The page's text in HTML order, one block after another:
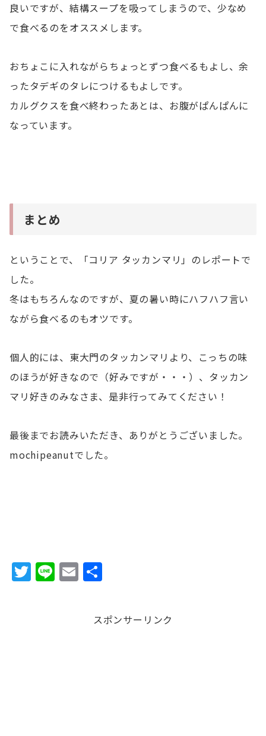
良いですが、結構スープを吸ってしまうので、少なめ
で食べるのをオススメします。
おちょこに入れながらちょっとずつ食べるもよし、余
ったタデギのタレにつけるもよしです。
カルグクスを食べ終わったあとは、お腹がぱんぱんに
なっています。
まとめ
ということで、「コリア タッカンマリ」のレポートで
した。
冬はもちろんなのですが、夏の暑い時にハフハフ言い
ながら食べるのもオツです。
個人的には、東大門のタッカンマリより、こっちの味
のほうが好きなので（好みですが・・・）、タッカン
マリ好きのみなさま、是非行ってみてください！
最後までお読みいただき、ありがとうございました。
mochipeanutでした。
T
w
Li
n
E
m
aiスポンサーリンク